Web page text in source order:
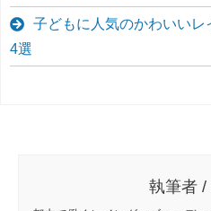
子どもに人気のかわいいレ
4選
執筆者 /